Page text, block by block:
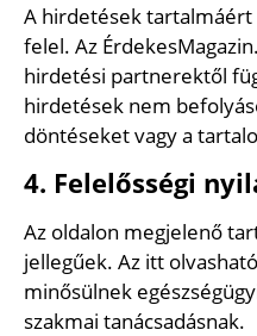
A hirdetések
felel. Az
hirdetési partnerektől
hirdetések nem
döntéseket vagy a
4. Felelősségi
Az oldalon megjelenő
jellegűek. Az itt
minősülnek
szakmai tanácsadásnak.